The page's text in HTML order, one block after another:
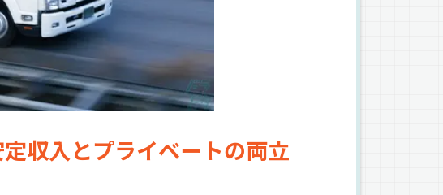
収入とプライベートの両立